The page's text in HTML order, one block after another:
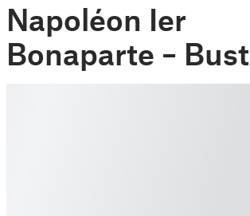
Napoléon Ier
Bonaparte – Bust